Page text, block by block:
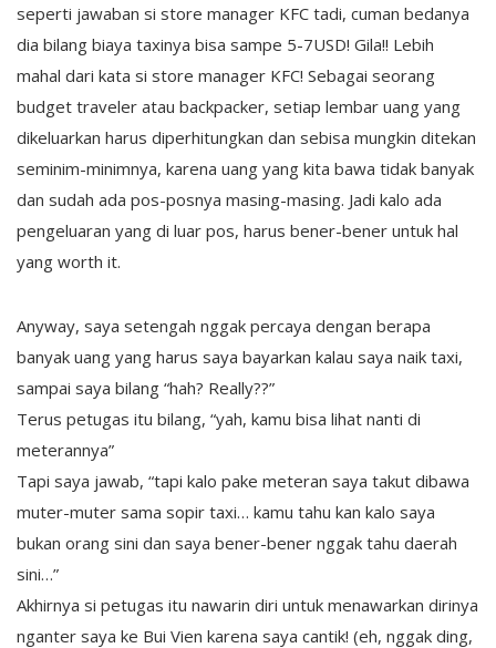
seperti jawaban si store manager KFC tadi, cuman bedanya
dia bilang biaya taxinya bisa sampe 5-7USD! Gila!! Lebih
mahal dari kata si store manager KFC! Sebagai seorang
budget traveler atau backpacker, setiap lembar uang yang
dikeluarkan harus diperhitungkan dan sebisa mungkin ditekan
seminim-minimnya, karena uang yang kita bawa tidak banyak
dan sudah ada pos-posnya masing-masing. Jadi kalo ada
pengeluaran yang di luar pos, harus bener-bener untuk hal
yang worth it.
Anyway, saya setengah nggak percaya dengan berapa
banyak uang yang harus saya bayarkan kalau saya naik taxi,
sampai saya bilang “hah? Really??”
Terus petugas itu bilang, “yah, kamu bisa lihat nanti di
meterannya”
Tapi saya jawab, “tapi kalo pake meteran saya takut dibawa
muter-muter sama sopir taxi… kamu tahu kan kalo saya
bukan orang sini dan saya bener-bener nggak tahu daerah
sini…”
Akhirnya si petugas itu nawarin diri untuk menawarkan dirinya
nganter saya ke Bui Vien karena saya cantik! (eh, nggak ding,